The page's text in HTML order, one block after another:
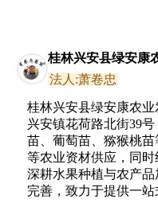
桂林兴安县绿安康
法人:萧卷忠
桂林兴安县绿安康农
兴安镇花荷路北街39
苗、葡萄苗、猕猴桃
等农业资材供应，同
深耕水果种植与农产
完善，致力于提供一站